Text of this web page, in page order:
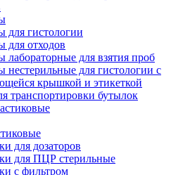
для гистологии
для отходов
лабораторные для взятия проб
нестерильные для гистологии с
крышкой и этикеткой
транспортировки бутылок
для дозаторов
для ПЦР стерильные
с фильтром